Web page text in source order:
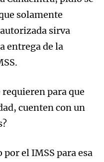
solamente
sirva
entrega de la
para que
cuenten con un
el IMSS para esa